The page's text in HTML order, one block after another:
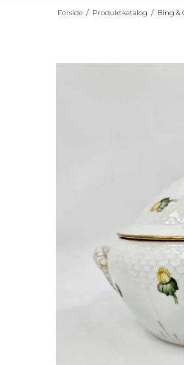
Forside / Produktkatalog / Bing &